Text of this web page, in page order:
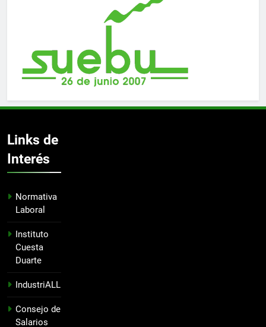
Links de
Interés
Normativa
Laboral
Instituto
Cuesta
Duarte
IndustriALL
Consejo de
Salarios